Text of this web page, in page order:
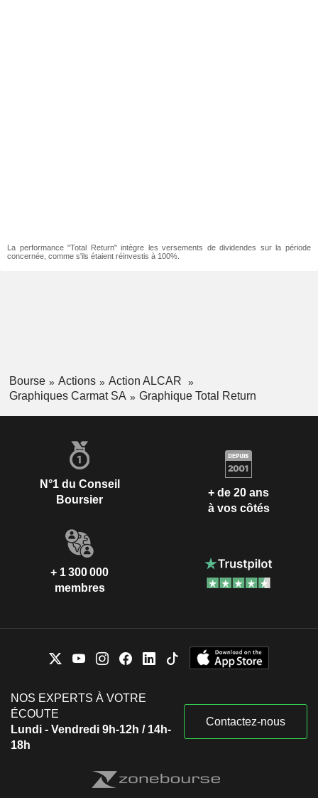
La performance "Total Return" intègre les versements de dividendes sur la période
concernée, comme s'ils étaient réinvestis à 100%.
Bourse Actions
Action ALCAR
Graphiques Carmat SA
Graphique Total Return
N°1 du Conseil
Boursier
+ de 20 ans
à vos côtés
+ 1 300 000
membres
NOS EXPERTS À VOTRE
ÉCOUTE
Lundi - Vendredi 9h-12h / 14h-
18h
Contactez-nous